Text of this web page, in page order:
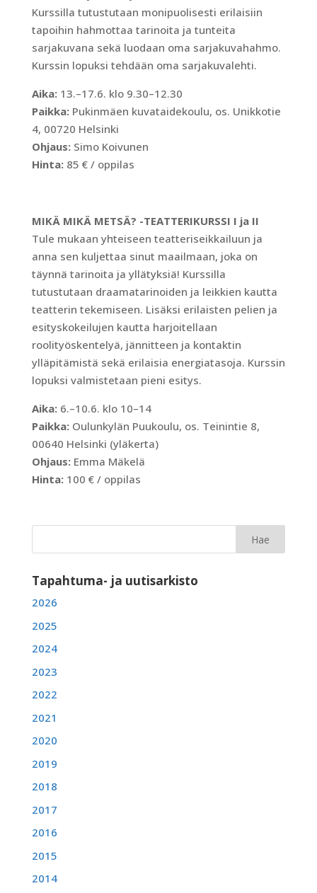
Kurssilla tutustutaan monipuolisesti erilaisiin
tapoihin hahmottaa tarinoita ja tunteita
sarjakuvana sekä luodaan oma sarjakuvahahmo.
Kurssin lopuksi tehdään oma sarjakuvalehti.
Aika:13.–17.6. klo 9.30–12.30
Paikka:Pukinmäen kuvataidekoulu, os. Unikkotie
4, 00720 Helsinki
Ohjaus:Simo Koivunen
Hinta:85 € / oppilas
MIKÄ MIKÄ METSÄ? -TEATTERIKURSSI I ja II
Tule mukaan yhteiseen teatteriseikkailuun ja
anna sen kuljettaa sinut maailmaan, joka on
täynnä tarinoita ja yllätyksiä! Kurssilla
tutustutaan draamatarinoiden ja leikkien kautta
teatterin tekemiseen. Lisäksi erilaisten pelien ja
esityskokeilujen kautta harjoitellaan
roolityöskentelyä, jännitteen ja kontaktin
ylläpitämistä sekä erilaisia energiatasoja. Kurssin
lopuksi valmistetaan pieni esitys.
Aika:6.–10.6. klo 10–14
Paikka:Oulunkylän Puukoulu, os. Teinintie 8,
00640 Helsinki (yläkerta)
Ohjaus:Emma Mäkelä
Hinta:100 € / oppilas
Tapahtuma- ja uutisarkisto
2026
2025
2024
2023
2022
2021
2020
2019
2018
2017
2016
2015
2014